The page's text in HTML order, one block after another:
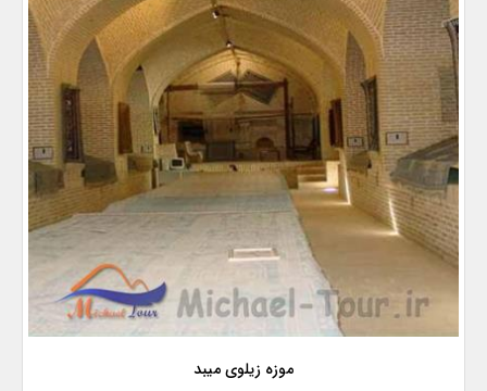
موزه زیلوی میبد